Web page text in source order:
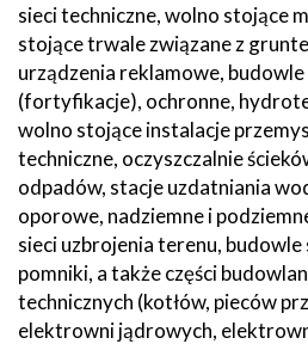
sieci techniczne, wolno stojące
stojące trwale związane z
urządzenia reklamowe,
(fortyfikacje), ochronne,
wolno stojące instalacje
techniczne, oczyszczalnie
odpadów, stacje uzdatniania
oporowe, nadziemne i
sieci uzbrojenia terenu,
pomniki, a także części
technicznych (kotłów, pieców
elektrowni jądrowych,